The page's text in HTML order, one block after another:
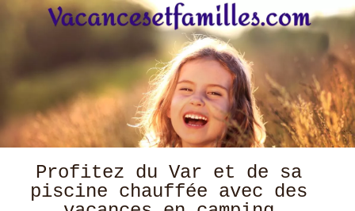
Profitez du Var et de sa
piscine chauffée avec des